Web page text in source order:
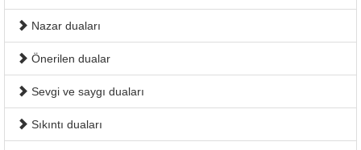
Nazar duaları
Önerilen dualar
Sevgi ve saygı duaları
Sıkıntı duaları